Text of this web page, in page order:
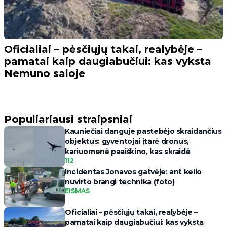
Oficialiai – pėsčiųjų takai, realybėje –
pamatai kaip daugiabučiui: kas vyksta
Nemuno saloje
Populiariausi straipsniai
Kauniečiai danguje pastebėjo skraidančius
objektus: gyventojai įtarė dronus,
kariuomenė paaiškino, kas skraidė
112
Incidentas Jonavos gatvėje: ant kelio
nuvirto brangi technika (foto)
EISMAS
Oficialiai – pėsčiųjų takai, realybėje –
pamatai kaip daugiabučiui: kas vyksta